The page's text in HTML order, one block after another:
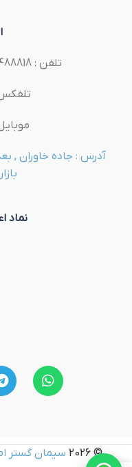
تلفن : 02133488818 – 02133488817
تلفکس :
آدرس : جاده خاوران ,
نماد
© 2026 سیمان گستر